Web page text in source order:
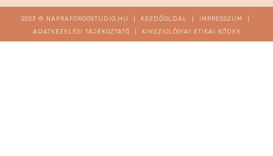
2023 © NAPRAFORGOSTUDIO.HU | KEZDŐOLDAL IMPRESSZUM
ADATKEZELÉSI TÁJÉKOZTATÓ
KINEZIOLÓGIAI ETIKAI KÓDEX